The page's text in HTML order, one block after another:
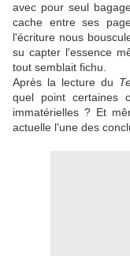
avec pour seul
cache entre ses
l'écriture nous
su capter l'essence
tout semblait fichu.
Après la lecture du
quel point certaines
immatérielles ? Et
actuelle l'une des